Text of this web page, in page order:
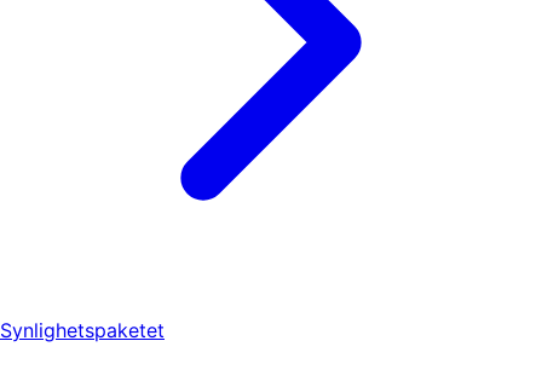
Synlighetspaketet